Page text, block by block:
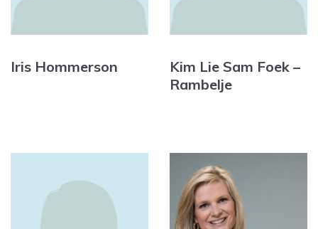
Iris Hommerson
Kim Lie Sam Foek –
Rambelje